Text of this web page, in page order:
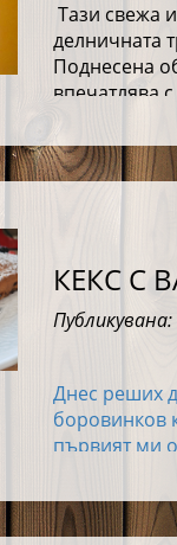
Тази свежа
делничната
Поднесена
впечатлява
КЕКС С
Днес реших
боровинков
първият ми
да е
✨Харесвам
е нужно, за